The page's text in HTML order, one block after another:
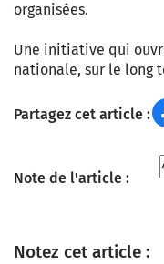
organisées.
Une initiative qui
nationale, sur le long
Partagez cet article :
Note de l'article :
Notez cet article :